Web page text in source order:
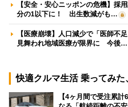
【安全・安心ニッポンの危機】採
分の1以下に！ 出生数減がも…
【医療崩壊】人口減少で「医師不
見舞われ地域医療が限界に 今後…
快適クルマ生活 乗ってみた
【4ヶ月間で受注累